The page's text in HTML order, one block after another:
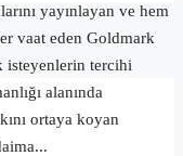
yayınlayan ve hem
vaat eden Goldmark
isteyenlerin tercihi
alanında
ortaya koyan